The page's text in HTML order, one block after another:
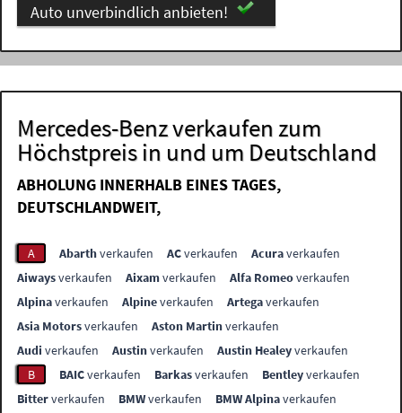
Auto unverbindlich anbieten!
Mercedes-Benz verkaufen zum
Höchstpreis in und um Deutschland
ABHOLUNG INNERHALB EINES TAGES,
DEUTSCHLANDWEIT,
A Abarthverkaufen ACverkaufen Acuraverkaufen
Aiwaysverkaufen Aixamverkaufen Alfa Romeoverkaufen
Alpinaverkaufen Alpineverkaufen Artegaverkaufen
Asia Motorsverkaufen Aston Martinverkaufen
Audi verkaufen Austinverkaufen Austin Healeyverkaufen
B
BAICverkaufen Barkasverkaufen Bentleyverkaufen
Bitterverkaufen BMWverkaufen BMW Alpinaverkaufen